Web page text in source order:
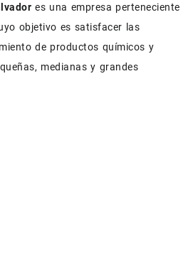
es una empresa perteneciente
objetivo es satisfacer las
de productos químicos y
medianas y grandes